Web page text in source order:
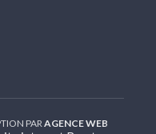
PARAGENCE WEB